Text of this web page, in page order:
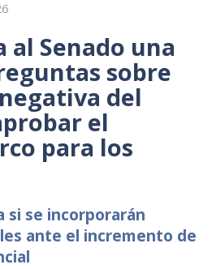
al Senado una
sobre
del
el
para los
si se incorporarán
ante el incremento de